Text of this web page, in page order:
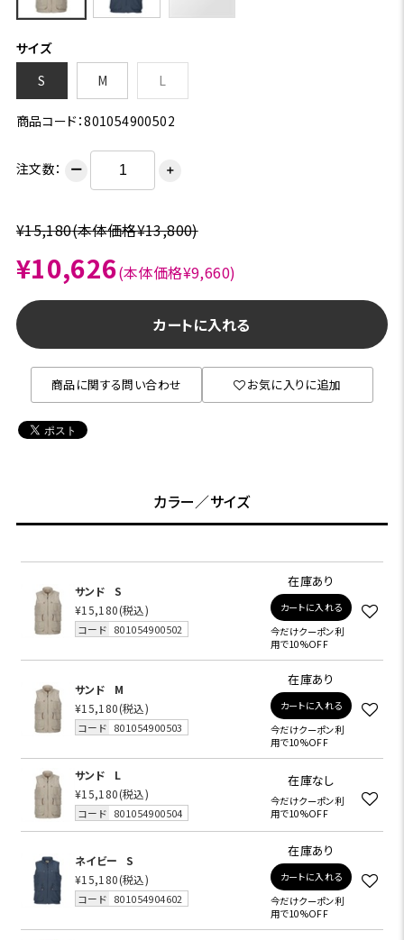
サイズ
S
M L
商品コード：801054900502
注文数： ー ＋
¥15,180(本体価格¥13,800)
¥10,626(本体価格¥9,660)
カートに入れる
商品に関する問い合わせ お気に入りに追加
カラー／サイズ
サンド
S
¥15,180(税込)
コード 801054900502
在庫あり
カートに入れる
今だけクーポン利
用で10%OFF
サンド
M
¥15,180(税込)
コード 801054900503
在庫あり
カートに入れる
今だけクーポン利
用で10%OFF
サンド
L
¥15,180(税込)
コード 801054900504
在庫なし
今だけクーポン利
用で10%OFF
ネイビー
S
¥15,180(税込)
コード 801054904602
在庫あり
カートに入れる
今だけクーポン利
用で10%OFF